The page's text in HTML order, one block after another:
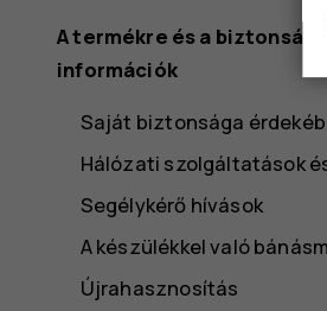
A termékre és a
információk
Saját biztonsága
Hálózati szolgáltatások
Segélykérő hívások
A készülékkel való
Újrahasznosítás